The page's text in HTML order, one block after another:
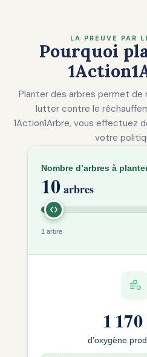
LA PREUVE PAR
Pourquoi
Planter des arbres permet de
lutter contre le
1Action1Arbre, vous effectuez
votre
Nombre d’arbres à
10arbres
1 arbre
1
d’oxygène